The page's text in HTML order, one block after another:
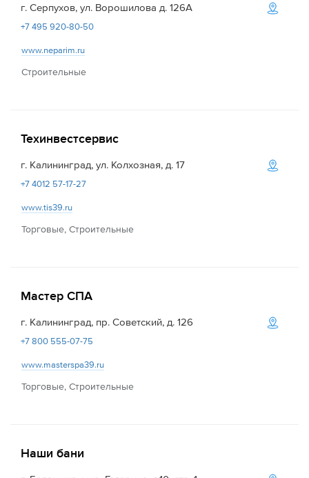
г. Серпухов, ул. Ворошилова д. 126А
+7 495 920-80-50
www.neparim.ru
Строительные
Техинвестсервис
г. Калининград, ул. Колхозная, д. 17
+7 4012 57-17-27
www.tis39.ru
Торговые, Строительные
Мастер СПА
г. Калининград, пр. Советский, д. 126
+7 800 555-07-75
www.masterspa39.ru
Торговые, Строительные
Наши бани